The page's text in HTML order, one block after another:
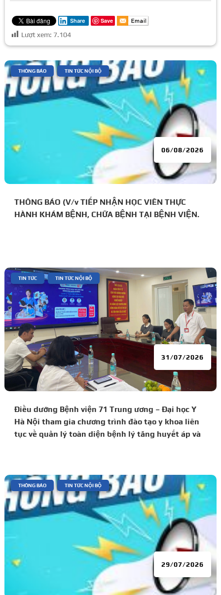
Share Save
Lượt xem: 7.104
THÔNG BÁO (V/v TIẾP NHẬN HỌC VIÊN THỰC
HÀNH KHÁM BỆNH, CHỮA BỆNH TẠI BỆNH VIỆN.
06/08/2026
THÔNG BÁO TIN TỨC NỘI BỘ
Điều dưỡng Bệnh viện 71 Trung ương – Đại học Y
Hà Nội tham gia chương trình đào tạo y khoa liên
tục về quản lý toàn diện bệnh lý tăng huyết áp và
31/07/2026
TIN TỨC TIN TỨC NỘI BỘ
29/07/2026
THÔNG BÁO TIN TỨC NỘI BỘ